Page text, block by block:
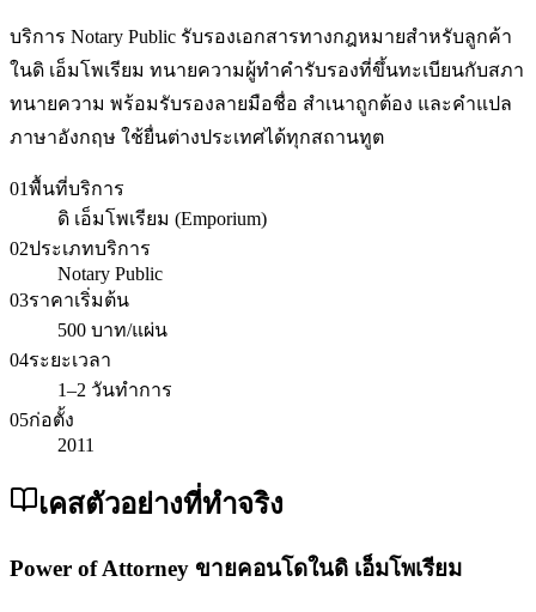
บริการ Notary Public รับรองเอกสารทางกฎหมายสำหรับลูกค้า
ในดิ เอ็มโพเรียม ทนายความผู้ทำคำรับรองที่ขึ้นทะเบียนกับสภา
ทนายความ พร้อมรับรองลายมือชื่อ สำเนาถูกต้อง และคำแปล
ภาษาอังกฤษ ใช้ยื่นต่างประเทศได้ทุกสถานทูต
01พื้นที่บริการ
ดิ เอ็มโพเรียม (Emporium)
02ประเภทบริการ
Notary Public
03ราคาเริ่มต้น
500 บาท/แผ่น
04ระยะเวลา
1–2 วันทำการ
05ก่อตั้ง
2011
เคสตัวอย่างที่ทำจริง
Power of Attorney ขายคอนโดในดิ เอ็มโพเรียม